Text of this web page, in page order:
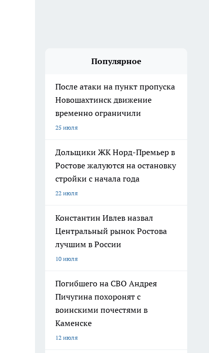
Популярное
После атаки на пункт пропуска
Новошахтинск движение
временно ограничили
25 июля
Дольщики ЖК Норд-Премьер в
Ростове жалуются на остановку
стройки с начала года
22 июля
Константин Ивлев назвал
Центральный рынок Ростова
лучшим в России
10 июля
Погибшего на СВО Андрея
Пичугина похоронят с
воинскими почестями в
Каменске
12 июля